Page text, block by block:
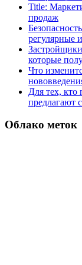
Title:
продаж
регулярные
которые
Что
Для тех, кто
предлагают
Облако меток